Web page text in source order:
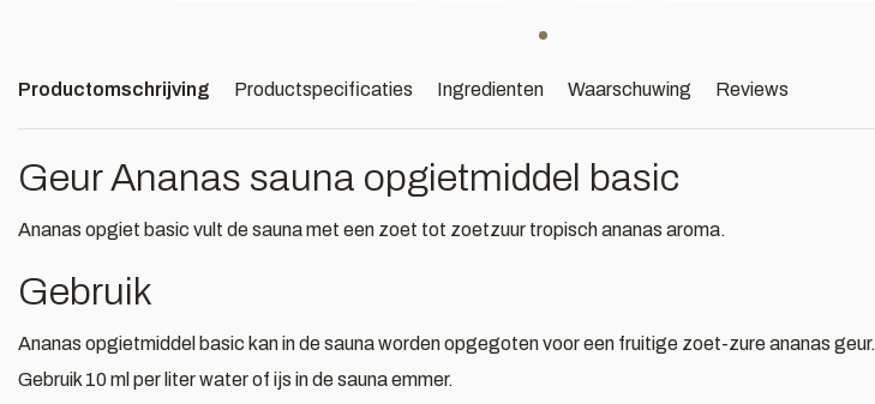
Productomschrijving Productspecificaties Ingredienten Waarschuwing Reviews
Geur Ananas sauna opgietmiddel basic
Ananas opgiet basic vult de sauna met een zoet tot zoetzuur tropisch ananas aroma.
Gebruik
Ananas opgietmiddel basic kan in de sauna worden opgegoten voor een fruitige zoet-zure ananas geur.
Gebruik 10 ml per liter water of ijs in de sauna emmer.